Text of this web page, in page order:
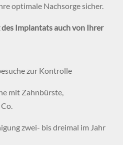
optimale Nachsorge sicher.
Implantats auch von Ihrer
zur Kontrolle
mit Zahnbürste,
zwei- bis dreimal im Jahr